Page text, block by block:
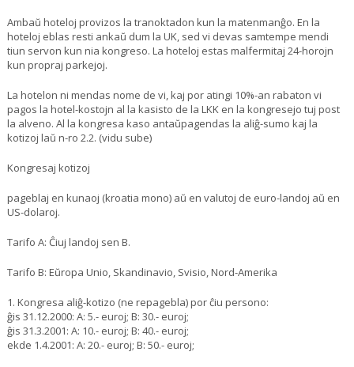
Ambaŭ hoteloj provizos la tranoktadon kun la matenmanĝo. En la
hoteloj eblas resti ankaŭ dum la UK, sed vi devas samtempe mendi
tiun servon kun nia kongreso. La hoteloj estas malfermitaj 24-horojn
kun propraj parkejoj.
La hotelon ni mendas nome de vi, kaj por atingi 10%-an rabaton vi
pagos la hotel-kostojn al la kasisto de la LKK en la kongresejo tuj post
la alveno. Al la kongresa kaso antaŭpagendas la aliĝ-sumo kaj la
kotizoj laŭ n-ro 2.2. (vidu sube)
Kongresaj kotizoj
pageblaj en kunaoj (kroatia mono) aŭ en valutoj de euro-landoj aŭ en
US-dolaroj.
Tarifo A: Ĉiuj landoj sen B.
Tarifo B: Eŭropa Unio, Skandinavio, Svisio, Nord-Amerika
1. Kongresa aliĝ-kotizo (ne repagebla) por ĉiu persono:
ĝis 31.12.2000: A: 5.- euroj; B: 30.- euroj;
ĝis 31.3.2001: A: 10.- euroj; B: 40.- euroj;
ekde 1.4.2001: A: 20.- euroj; B: 50.- euroj;